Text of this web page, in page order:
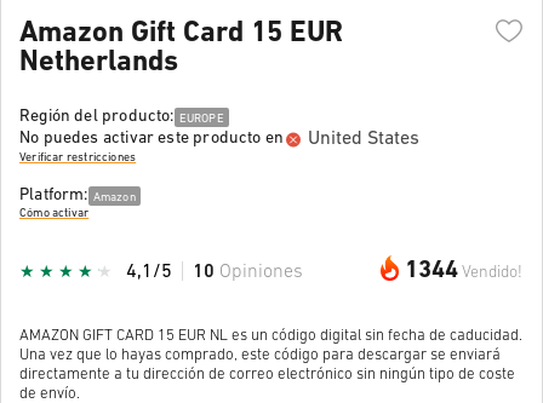
Amazon Gift Card 15 EUR
Netherlands
Región del producto: EUROPE
No puedes activar este producto en United States
Verificar restricciones
Platform: Amazon
Cómo activar
1344 Vendido!
4,1/5 10 Opiniones
AMAZON GIFT CARD 15 EUR NL es un código digital sin fecha de caducidad.
Una vez que lo hayas comprado, este código para descargar se enviará
directamente a tu dirección de correo electrónico sin ningún tipo de coste
de envío.